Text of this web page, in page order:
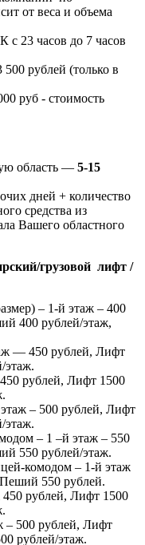
от веса и объема
с 23 часов до 7 часов
рублей (только в
руб - стоимость
область — 5-15
дней + количество
средства из
Вашего областного
грузовой лифт /
– 1-й этаж – 400
400 рублей/этаж,
— 450 рублей, Лифт
этаж.
рублей, Лифт 1500
– 500 рублей, Лифт
этаж.
– 1 –й этаж – 550
550 рублей/этаж.
комодом – 1-й этаж
550 рублей.
рублей, Лифт 1500
– 500 рублей, Лифт
рублей/этаж.